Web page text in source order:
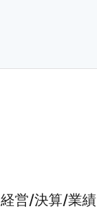
経営/決算/業績